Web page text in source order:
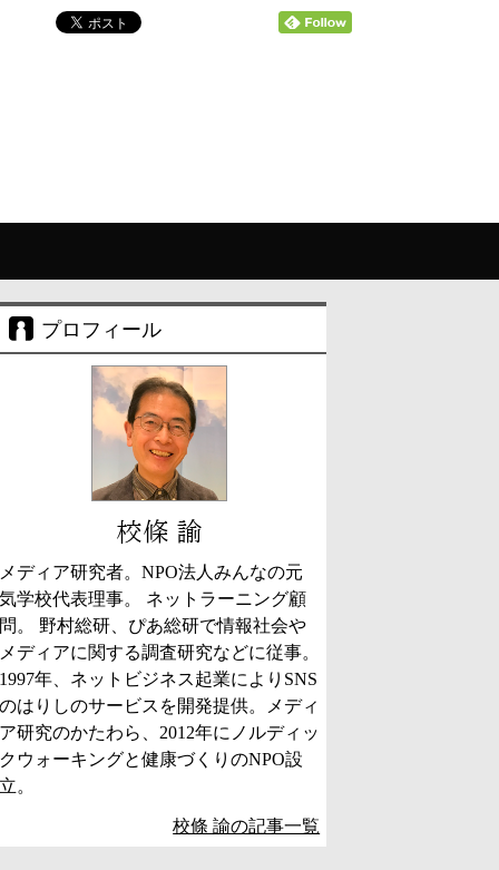
プロフィール
校條 諭
メディア研究者。NPO法人みんなの元
気学校代表理事。 ネットラーニング顧
問。 野村総研、ぴあ総研で情報社会や
メディアに関する調査研究などに従事。
1997年、ネットビジネス起業によりSNS
のはりしのサービスを開発提供。メディ
ア研究のかたわら、2012年にノルディッ
クウォーキングと健康づくりのNPO設
立。
校條 諭の記事一覧